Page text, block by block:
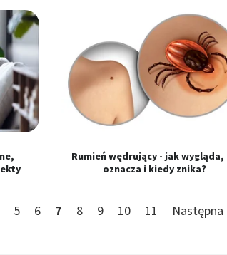
Rumień wędrujący - jak wygląda,
oznacza i kiedy znika?
5 6 7 8 9 10 11